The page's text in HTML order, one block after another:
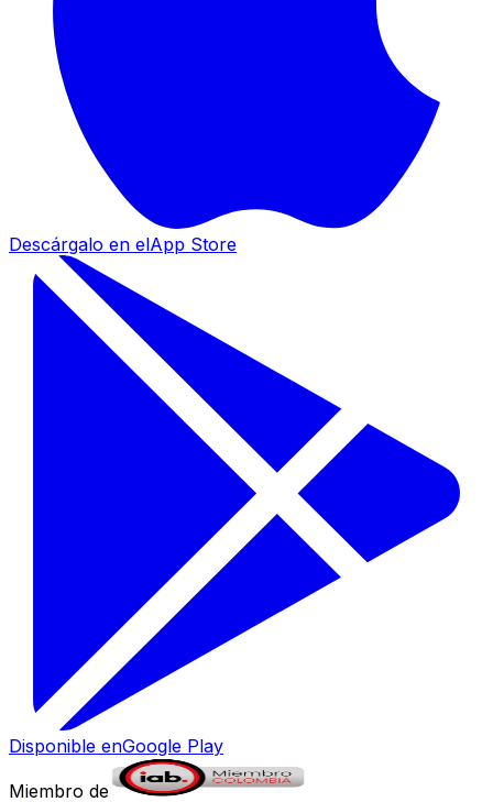
Descárgalo en elApp Store
Disponible enGoogle Play
Miembro de